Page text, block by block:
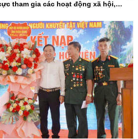
tham gia các hoạt động xã hội,